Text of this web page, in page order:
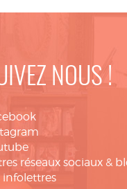
NOUS !
réseaux sociaux &
infolettres